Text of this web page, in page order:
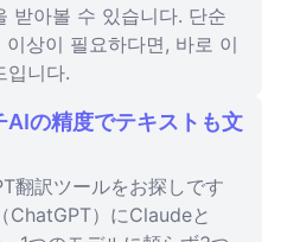
받아볼 수 있습니다. 단순
상이 필요하다면, 바로 이
입니다.
の精度でテキストも文
翻訳ツールをお探しです
ChatGPT）にClaudeと